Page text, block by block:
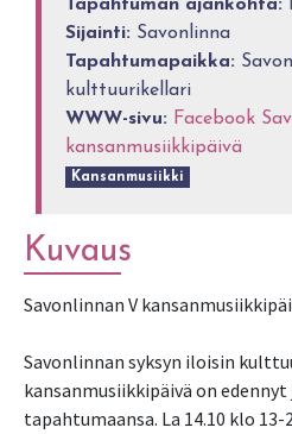
Tapahtuman ajankohta:
Sijainti: Savonlinna
Tapahtumapaikka:
kulttuurikellari
WWW-sivu: Facebook
kansanmusiikkipäivä
Kansanmusiikki
Kuvaus
Savonlinnan V
Savonlinnan syksyn iloisin
kansanmusiikkipäivä on
tapahtumaansa. La 14.10 klo 13-